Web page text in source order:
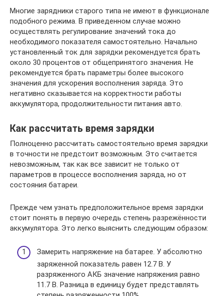
Многие зарядники старого типа не имеют в функционале
подобного режима. В приведенном случае можно
осуществлять регулирование значений тока до
необходимого показателя самостоятельно. Начально
установленный ток для зарядки рекомендуется брать
около 30 процентов от общепринятого значения. Не
рекомендуется брать параметры более высокого
значения для ускорения восполнения заряда. Это
негативно сказывается на корректности работы
аккумулятора, продолжительности питания авто.
Как рассчитать время зарядки
Полноценно рассчитать самостоятельно время зарядки
в точности не предстоит возможным. Это считается
невозможным, так как все зависит не только от
параметров в процессе восполнения заряда, но от
состояния батареи.
Прежде чем узнать предположительное время зарядки
стоит понять в первую очередь степень разрежённости
аккумулятора. Это легко выяснить следующим образом:
Замерить напряжение на батарее. У абсолютно
заряженной показатель равен 12.7 В. У
разряженного АКБ значение напряжения равно
11.7 В. Разница в единицу будет представлять